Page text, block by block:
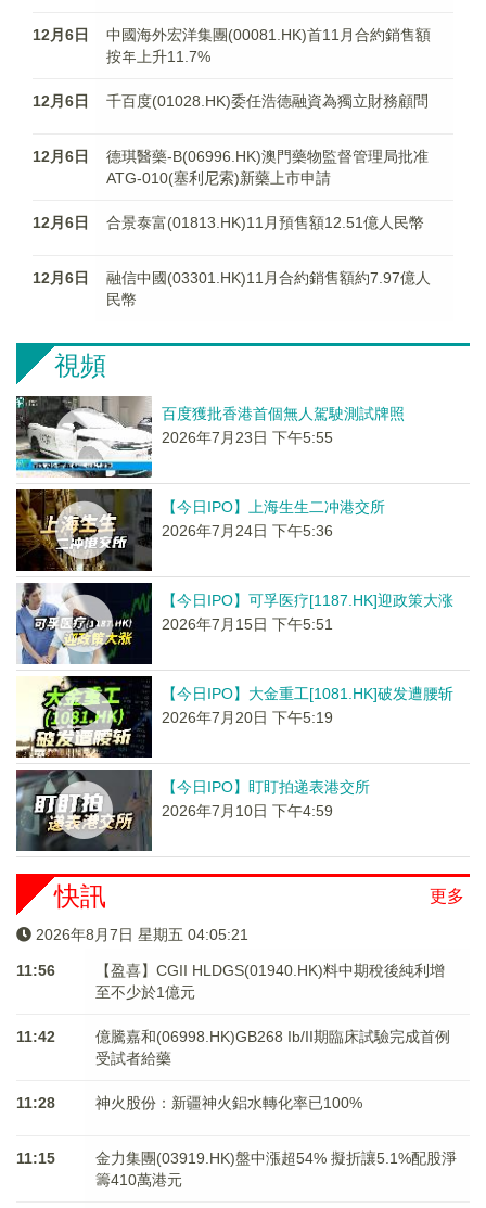
12月6日
中國海外宏洋集團(00081.HK)首11月合約銷售額
按年上升11.7%
12月6日 千百度(01028.HK)委任浩德融資為獨立財務顧問
12月6日
德琪醫藥-B(06996.HK)澳門藥物監督管理局批准
ATG-010(塞利尼索)新藥上市申請
12月6日 合景泰富(01813.HK)11月預售額12.51億人民幣
12月6日
融信中國(03301.HK)11月合約銷售額約7.97億人
民幣
視頻
百度獲批香港首個無人駕駛測試牌照
2026年7月23日 下午5:55
【今日IPO】上海生生二冲港交所
2026年7月24日 下午5:36
【今日IPO】可孚医疗[1187.HK]迎政策大涨
2026年7月15日 下午5:51
【今日IPO】大金重工[1081.HK]破发遭腰斩
2026年7月20日 下午5:19
【今日IPO】盯盯拍递表港交所
2026年7月10日 下午4:59
更多
快訊
2026年8月7日 星期五 04:05:22
11:56
【盈喜】CGII HLDGS(01940.HK)料中期稅後純利增
至不少於1億元
11:42
億騰嘉和(06998.HK)GB268 Ib/II期臨床試驗完成首例
受試者給藥
11:28 神火股份：新疆神火鋁水轉化率已100%
11:15
金力集團(03919.HK)盤中漲超54% 擬折讓5.1%配股淨
籌410萬港元